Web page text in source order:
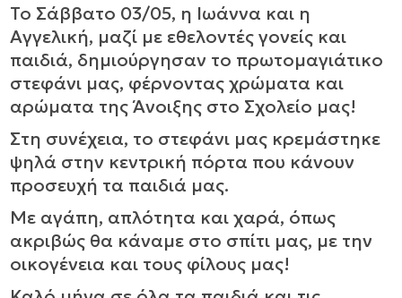
Το Σάββατο 03/05, η Ιωάννα και η
Αγγελική, μαζί με εθελοντές γονείς και
παιδιά, δημιούργησαν το πρωτομαγιάτικο
στεφάνι μας, φέρνοντας χρώματα και
αρώματα της Άνοιξης στο Σχολείο μας!
Στη συνέχεια, το στεφάνι μας κρεμάστηκε
ψηλά στην κεντρική πόρτα που κάνουν
προσευχή τα παιδιά μας.
Με αγάπη, απλότητα και χαρά, όπως
ακριβώς θα κάναμε στο σπίτι μας, με την
οικογένεια και τους φίλους μας!